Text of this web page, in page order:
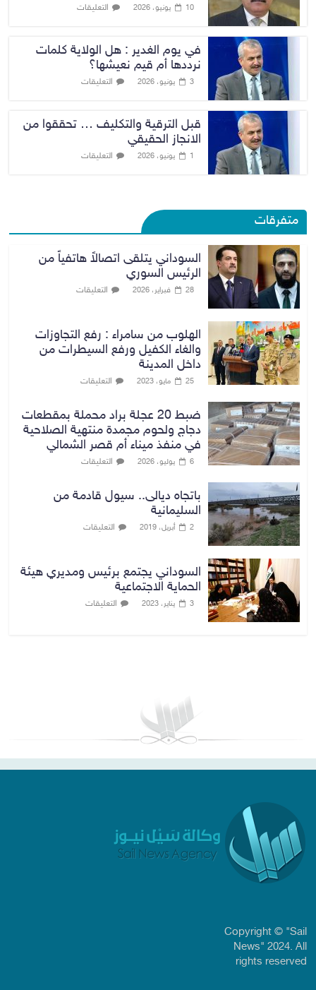
10 يونيو، 2026 التعليقات
في يوم الغدير : هل الولاية كلمات
نرددها أم قيم نعيشها؟
3 يونيو، 2026 التعليقات
قبل الترقية والتكليف … تحققوا من
الانجاز الحقيقي
1 يونيو، 2026 التعليقات
متفرقات
السوداني يتلقى اتصالاً هاتفياً من
الرئيس السوري
28 فبراير، 2026 التعليقات
الهلوب من سامراء : رفع التجاوزات
والغاء الكفيل ورفع السيطرات من
داخل المدينة
25 مايو، 2023 التعليقات
ضبط 20 عجلة براد محملة بمقطعات
دجاج ولحوم مجمدة منتهية الصلاحية
في منفذ ميناء أم قصر الشمالي
6 يوليو، 2026 التعليقات
باتجاه ديالى.. سيول قادمة من
السليمانية
2 أبريل، 2019 التعليقات
السوداني يجتمع برئيس ومديري هيئة
الحماية الاجتماعية
3 يناير، 2023 التعليقات
Copyright © "Sail
News" 2024. All
rights reserved